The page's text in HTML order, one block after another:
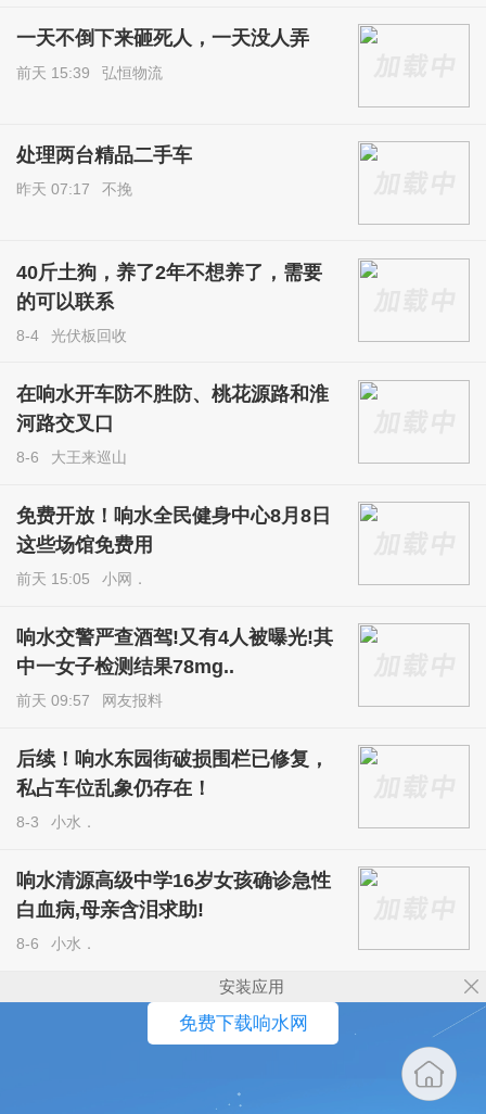
一天不倒下来砸死人，一天没人弄
前天 15:39 弘恒物流
处理两台精品二手车
昨天 07:17 不挽
40斤土狗，养了2年不想养了，需要
的可以联系
8-4 光伏板回收
在响水开车防不胜防、桃花源路和淮
河路交叉口
8-6 大王来巡山
免费开放！响水全民健身中心8月8日
这些场馆免费用
前天 15:05 小网．
响水交警严查酒驾!又有4人被曝光!其
中一女子检测结果78mg..
前天 09:57 网友报料
后续！响水东园街破损围栏已修复，
私占车位乱象仍存在！
8-3 小水．
响水清源高级中学16岁女孩确诊急性
白血病,母亲含泪求助!
8-6 小水．
安装应用
免费下载响水网